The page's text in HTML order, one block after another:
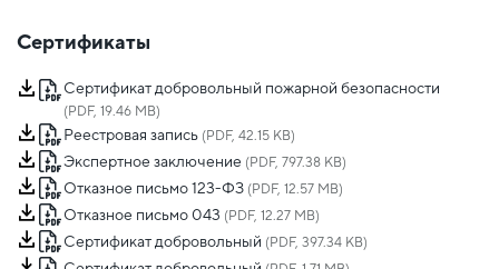
Сертификаты
Сертификат добровольный пожарной безопасности
(PDF, 19.46 MB)
Реестровая запись (PDF, 42.15 KB)
Экспертное заключение (PDF, 797.38 KB)
Отказное письмо 123-ФЗ (PDF, 12.57 MB)
Отказное письмо 043 (PDF, 12.27 MB)
Сертификат добровольный (PDF, 397.34 KB)